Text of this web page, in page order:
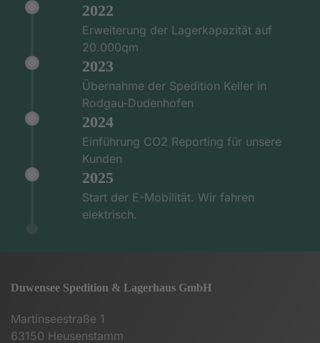
2022
Erweiterung der Lagerkapazität auf
20.000qm
2023
Übernahme der Spedition Keller in
Rodgau-Dudenhofen
2024
Einführung CO2 Reporting für unsere
Kunden
2025
Start der E-Mobilität. Wir fahren
elektrisch.
Duwensee Spedition & Lagerhaus GmbH
Martinseestraße 1
63150 Heusenstamm